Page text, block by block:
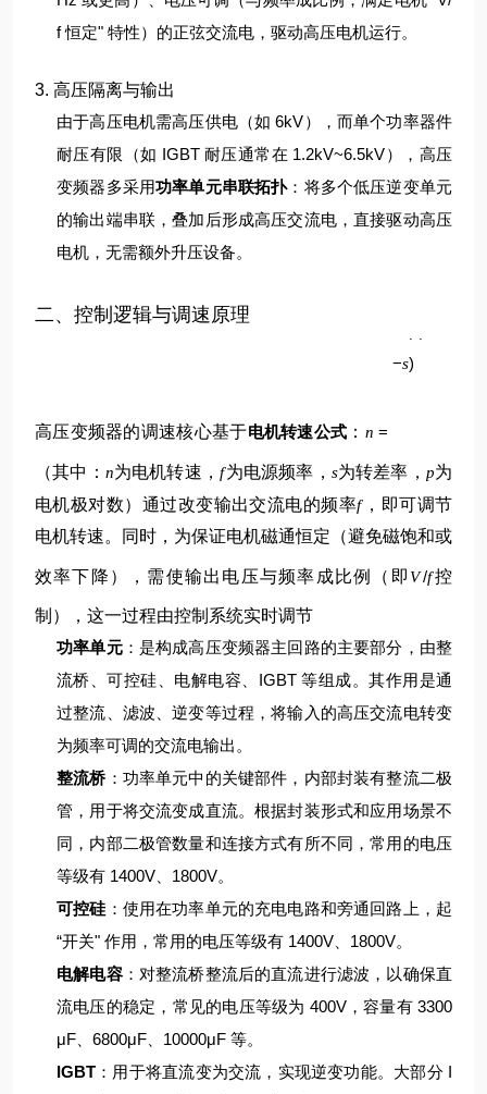
f 恒定" 特性）的正弦交流电，驱动高压电机运行。
3. 高压隔离与输出
由于高压电机需高压供电（如 6kV），而单个功率器件
耐压有限（如 IGBT 耐压通常在 1.2kV~6.5kV），高压
变频器多采用功率单元串联拓扑：将多个低压逆变单元
的输出端串联，叠加后形成高压交流电，直接驱动高压
电机，无需额外升压设备。
二、控制逻辑与调速原理
高压变频器的调速核心基于电机转速公式 ： n =
−s)
（其中： n为电机转速， f为电源频率， s为转差率， p为
电机极对数） 通过改变输出交流电的频率f，即可调节
电机转速。同时，为保证电机磁通恒定（避免磁饱和或
效率下降），需使输出电压与频率成比例（即 V /f控
制），这一过程由控制系统实时调节
功率单元：是构成高压变频器主回路的主要部分，由整
流桥、可控硅、电解电容、IGBT 等组成。其作用是通
过整流、滤波、逆变等过程，将输入的高压交流电转变
为频率可调的交流电输出。
整流桥：功率单元中的关键部件，内部封装有整流二极
管，用于将交流变成直流。根据封装形式和应用场景不
同，内部二极管数量和连接方式有所不同，常用的电压
等级有 1400V、1800V。
可控硅 ：使用在功率单元的充电电路和旁通回路上，起
“开关" 作用，常用的电压等级有 1400V、1800V。
电解电容：对整流桥整流后的直流进行滤波，以确保直
流电压的稳定，常见的电压等级为 400V，容量有 3300
μF、6800μF、10000μF 等。
IGBT ：用于将直流变为交流，实现逆变功能。大部分 I